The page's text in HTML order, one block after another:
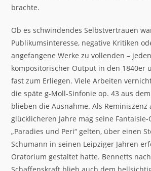
brachte.
Ob es schwindendes Selbstvertrauen
Publikumsinteresse, negative Kritiken
angefangene Werke zu vollenden –
kompositorischer Output in den 1840er
fast zum Erliegen. Viele Arbeiten
die späte g-Moll-Sinfonie op. 43 aus
blieben die Ausnahme. Als
glücklicheren Jahre mag seine
„Paradies und Peri“ gelten, über einen
Schumann in seinen Leipziger Jahren
Oratorium gestaltet hatte. Bennetts